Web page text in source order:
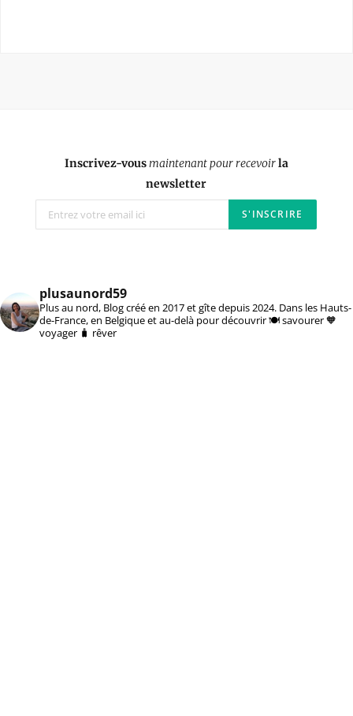
Inscrivez-vousmaintenant pour recevoirla
newsletter
plusaunord59
Plus au nord, Blog créé en 2017 et gîte depuis 2024. Dans les Hauts-
de-France, en Belgique et au-delà pour découvrir 🍽️ savourer 🧡
voyager 🧳 rêver